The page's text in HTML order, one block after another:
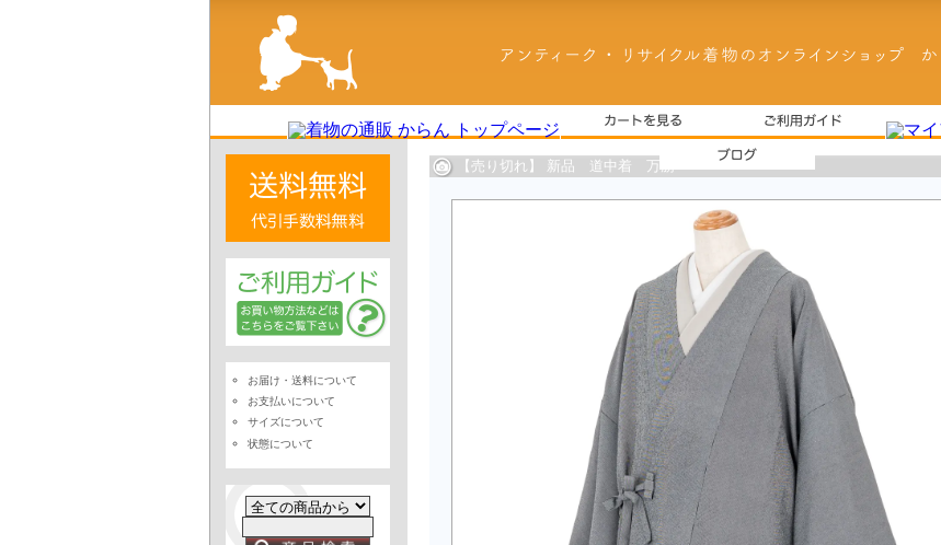
【売り切れ】 新品 道中着 万筋
お届け・送料について
お支払いについて
サイズについて
状態について